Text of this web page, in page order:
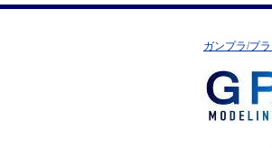
ガンプラ/プ